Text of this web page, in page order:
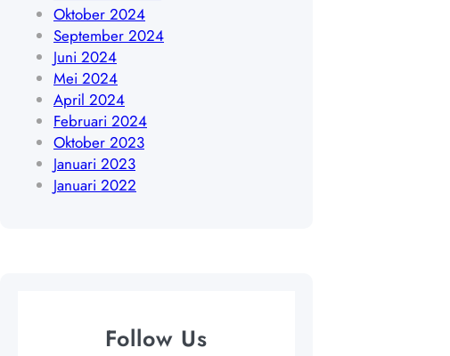
Oktober 2024
September 2024
Juni 2024
Mei 2024
April 2024
Februari 2024
Oktober 2023
Januari 2023
Januari 2022
Follow Us